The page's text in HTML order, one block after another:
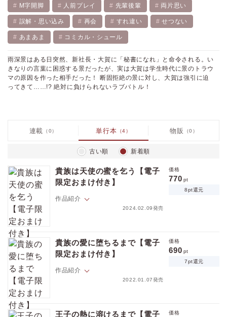
M字開脚 人前プレイ 先輩後輩 両片思い
誤解・思い込み 再会 すれ違い せつない
あまあま コミカル・シュール
雨深景はある日突然、新社長・大賀に「秘書になれ」と命令される。い
きなりの言葉に困惑する景だったが、実は大賀は学生時代に景のトラウ
マの原因を作った相手だった！ 断固拒絶の景に対し、大賀は強引に迫
ってきて……!? 絶対に負けられないラブバトル！
連載 （0） 単行本 （4） 物販 （0）
古い順 新着順
貴族は天使の蜜を乞う【電子
限定おまけ付き】
作品紹介
2024.02.09発売
価格
770 pt
8pt還元
大賀重工の五百蔵和音（いおろい・かずね）は超マゾで誰とでも寝る淫
乱だった。しかし理想のご主人様・アダムと出会い、彼と深い愛で結ば
れる。アダムは英国貴族の令息で、和音と身分も人種も違う上、男性同
士であることが周囲から注目されていた。そんな時、アダムの父に呼ば
れて二人はバカンスを別荘で過ごすことに。そこにはアダムの両親や幼
馴染みたちが和音を待ち受けており……！？ 逆境すらも甘い試練とな
る耽溺デスティニーラブ！ 「貴族の愛に堕ちるまで」続篇・大人気セ
レブ攻シリーズ第四弾！！
貴族の愛に堕ちるまで【電子
限定おまけ付き】
作品紹介
2022.01.07発売
価格
690 pt
7pt還元
大賀重工国際課の五百蔵和音は冷静で有能だが、 私生活では超マゾで淫
乱ビッチだった。ある日、取引先の英国貴族の令息・アダムの日本滞在
王子の熱に溶けるまで【電子
価格